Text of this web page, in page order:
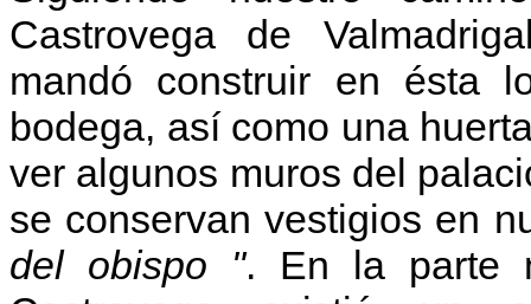
Castrovega de
mandó construir en ésta
bodega, así como una
ver algunos muros del
se conservan vestigios en
del obispo ". En la parte